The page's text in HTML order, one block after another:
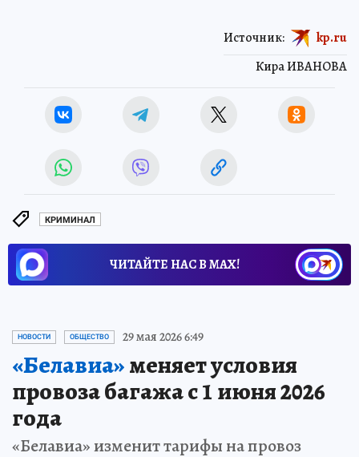
Кира ИВАНОВА
Источник: kp.ru
КРИМИНАЛ
ЧИТАЙТЕ НАС В МАХ!
НОВОСТИ ОБЩЕСТВО 29 мая 2026 6:49
«Белавиа»меняет условия
провоза багажа с 1 июня 2026
года
«Белавиа» изменит тарифы на провоз